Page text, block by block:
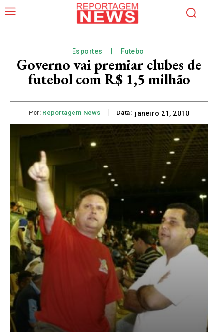
Esportes Futebol
Governo vai premiar clubes de
futebol com R$ 1,5 milhão
Por: Reportagem News Data: janeiro 21, 2010